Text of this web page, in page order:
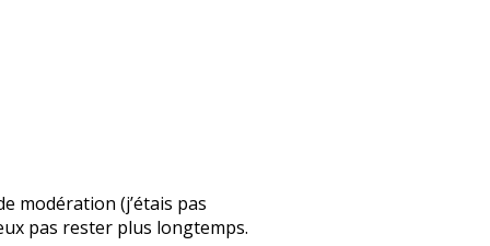
modération (j’étais pas
pas rester plus longtemps.